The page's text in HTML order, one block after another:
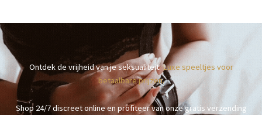
Ontdek de vrijheid van je seksualiteit.Luxe speeltjes voor
betaalbare prijzen.
Shop 24/7 discreet online en profiteer van onze gratis verzending